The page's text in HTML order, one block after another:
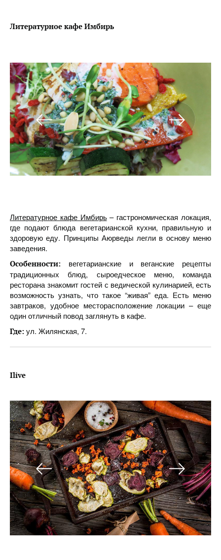
Литературное кафе Имбирь
Литературное кафе Имбирь– гастрономическая локация,
где подают блюда вегетарианской кухни, правильную и
здоровую еду. Принципы Аюрведы легли в основу меню
заведения.
Особенности: вегетарианские и веганские рецепты
традиционных блюд, сыроедческое меню, команда
ресторана знакомит гостей с ведической кулинарией, есть
возможность узнать, что такое “живая” еда. Есть меню
завтраков, удобное месторасположение локации – еще
один отличный повод заглянуть в кафе.
Где: ул. Жилянская, 7.
Ilive